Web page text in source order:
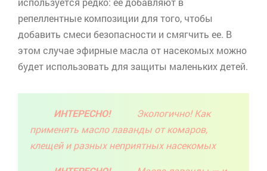
репеллентные композиции для того, чтобы
добавить смеси безопасности и смягчить ее. В
этом случае эфирные масла от насекомых можно
будет использовать для защиты маленьких детей.
ИНТЕРЕСНО!
Экологично! Как
применять масло лаванды от комаров,
клещей и разных неприятных насекомых